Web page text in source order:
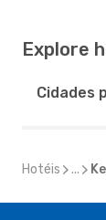
Explore
Cidades
Hotéis ...